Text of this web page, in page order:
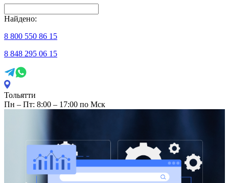
Найдено:
8 800 550 86 15
8 848 295 06 15
Тольятти
Пн – Пт: 8:00 – 17:00 по Мск